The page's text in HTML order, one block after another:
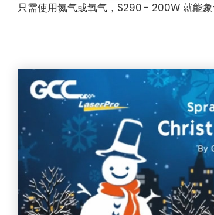
只需使用氮气或氧气，S290 - 200W 就能象